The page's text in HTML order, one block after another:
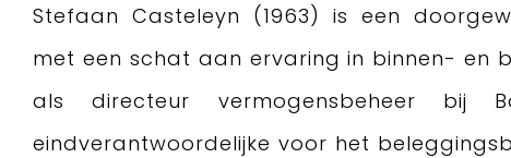
Stefaan Casteleyn (1963) is een
met een schat aan ervaring in binnen- en
als directeur vermogensbeheer bij
eindverantwoordelijke voor het